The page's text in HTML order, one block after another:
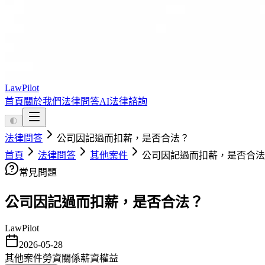
LawPilot
首頁 關於我們法律問答AI法律諮詢
🌓
法律問答
公司因記過而扣薪，是否合法？
首頁
法律問答 其他案件
公司因記過而扣薪，是否合
常見問題
公司因記過而扣薪，是否合法？
LawPilot
2026-05-28
其他案件勞資關係薪資權益